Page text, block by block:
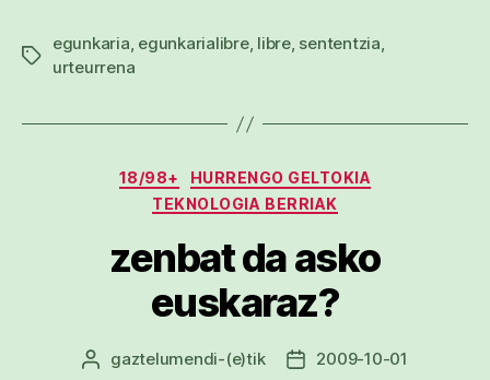
Etiketak
egunkaria, egunkarialibre, libre, sententzia,
urteurrena
Kategoriak
18/98+
HURRENGO GELTOKIA
TEKNOLOGIA BERRIAK
zenbat da asko
euskaraz?
Argitalpenaren
gaztelumendi-(e)tik
Argitalpenaren
2009-10-01